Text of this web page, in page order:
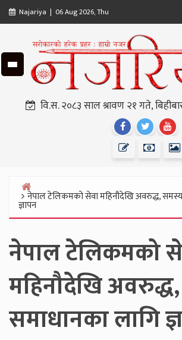
Skip
to
content
Najariya | 06 Aug 2026, Thu
वि.स. २०८३ साल श्रावण २१ गते,
Find
Us
Find
Us
Find
Us
Home
नेपाल टेलिकमको सेवा महिनौदेखि अवरुद्ध,
ज्ञापन
नेपाल टेलिकमको
महिनौदेखि
समाधानका लागि